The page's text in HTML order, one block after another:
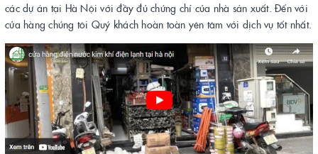
các dự án tại Hà Nội với đầy đủ chứng chỉ của nhà sản xuất. Đến với
cửa hàng chúng tôi Quý khách hoàn toàn yên tâm với dịch vụ tốt nhất.